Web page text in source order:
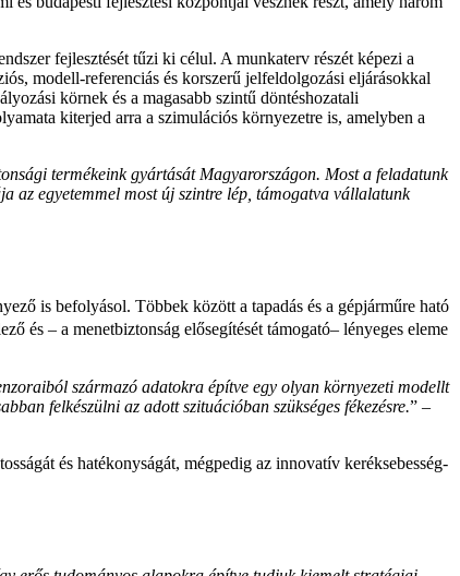
fejlesztését tűzi ki célul. A munkaterv részét képezi a
modell-referenciás és korszerű jelfeldolgozási eljárásokkal
körnek és a magasabb szintű döntéshozatali
kiterjed arra a szimulációs környezetre is, amelyben a
termékeink gyártását Magyarországon. Most a feladatunk
az egyetemmel most új szintre lép, támogatva vállalatunk
is befolyásol. Többek között a tapadás és a gépjárműre ható
– a menetbiztonság elősegítését támogató– lényeges eleme
származó adatokra építve egy olyan környezeti modellt
felkészülni az adott szituációban szükséges fékezésre.” –
és hatékonyságát, mégpedig az innovatív keréksebesség-